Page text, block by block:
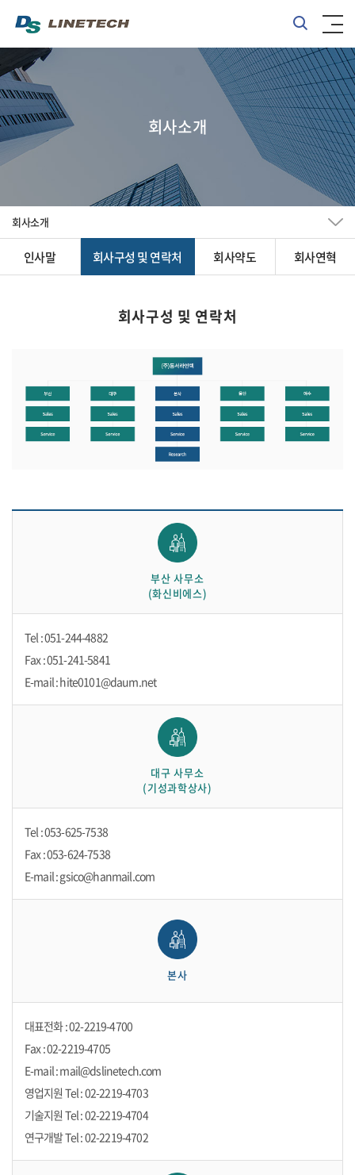
회사소개
회사소개
인사말 회사구성 및 연락처 회사약도 회사연혁
회사구성 및 연락처
부산 사무소
(화신비에스)
Tel : 051-244-4882
Fax : 051-241-5841
E-mail : hite0101@daum.net
대구 사무소
(기성과학상사)
Tel : 053-625-7538
Fax : 053-624-7538
E-mail : gsico@hanmail.com
본사
대표전화 : 02-2219-4700
Fax : 02-2219-4705
E-mail : mail@dslinetech.com
영업지원 Tel : 02-2219-4703
기술지원 Tel : 02-2219-4704
연구개발 Tel : 02-2219-4702